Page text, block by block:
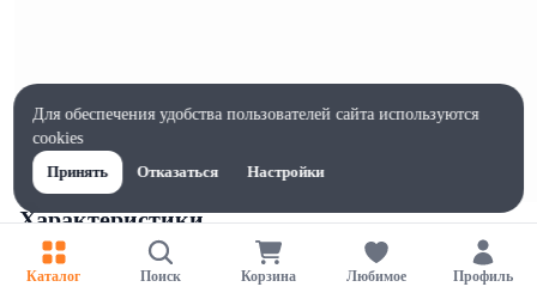
Характеристики
Ширина, мм
80
Каталог Поиск Корзина Любимое Профиль
Для обеспечения удобства пользователей сайта используются
cookies
Принять
Отказаться Настройки